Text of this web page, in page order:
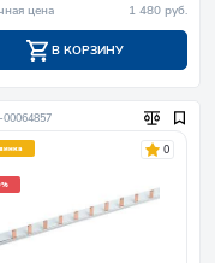
цена
1 480 руб.
В КОРЗИНУ
00064857
0